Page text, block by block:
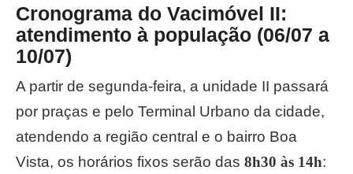
Cronograma do Vacimóvel II:
atendimento à população (06/07 a
10/07)
A partir de segunda-feira, a unidade II passará
por praças e pelo Terminal Urbano da cidade,
atendendo a região central e o bairro Boa
Vista, os horários fixos serão das8h30 às 14h: